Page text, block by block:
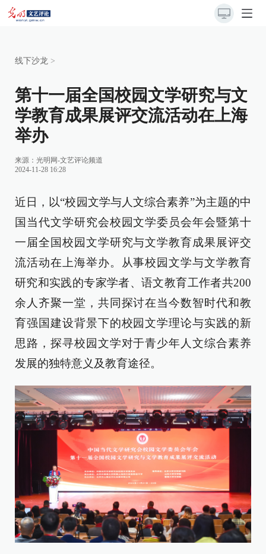
线下沙龙 >
第十一届全国校园文学研究与文
学教育成果展评交流活动在上海
举办
来源： 光明网-文艺评论频道
2024-11-28 16:28
近日，以“校园文学与人文综合素养”为主题的中
国当代文学研究会校园文学委员会年会暨第十
一届全国校园文学研究与文学教育成果展评交
流活动在上海举办。从事校园文学与文学教育
研究和实践的专家学者、语文教育工作者共200
余人齐聚一堂，共同探讨在当今数智时代和教
育强国建设背景下的校园文学理论与实践的新
思路，探寻校园文学对于青少年人文综合素养
发展的独特意义及教育途径。